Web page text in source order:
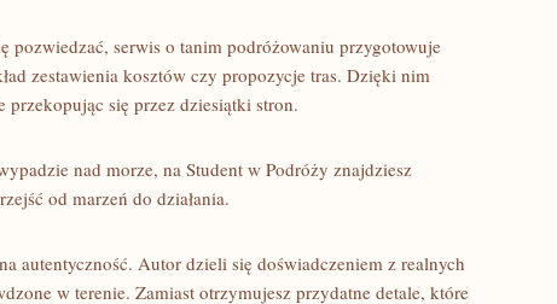
pozwiedzać, serwis o tanim podróżowaniu przygotowuje
zestawienia kosztów czy propozycje tras. Dzięki nim
przekopując się przez dziesiątki stron.
nad morze, na Student w Podróży znajdziesz
od marzeń do działania.
autentyczność. Autor dzieli się doświadczeniem z realnych
w terenie. Zamiast otrzymujesz przydatne detale, które